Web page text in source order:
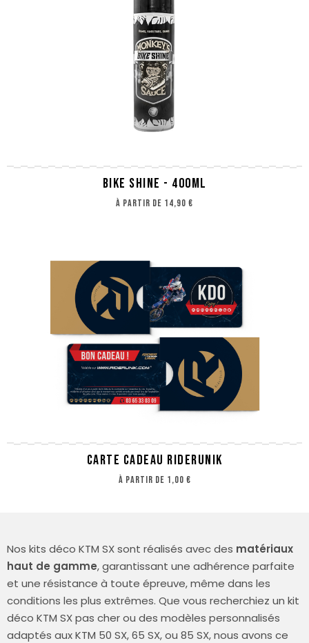
BIKE SHINE - 400ML
à partir de 14,90 €
CARTE CADEAU RIDERUNIK
à partir de 1,00 €
Nos kits déco KTM SX sont réalisés avec des matériaux
haut de gamme, garantissant une adhérence parfaite
et une résistance à toute épreuve, même dans les
conditions les plus extrêmes. Que vous recherchiez un kit
déco KTM SX pas cher ou des modèles personnalisés
adaptés aux KTM 50 SX, 65 SX, ou 85 SX, nous avons ce